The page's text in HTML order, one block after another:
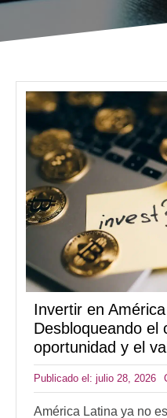
Invertir en
Desbloqueando el
oportunidad y el
Publicado el: julio 28, 2026
América Latina ya no